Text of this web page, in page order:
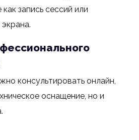
запись сессий или
консультировать онлайн,
оснащение, но и